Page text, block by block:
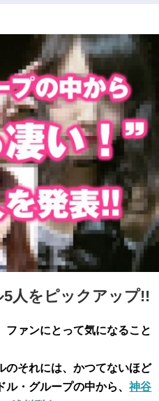
人をピックアップ!!
ファンにとって気になること
のそれには、かつてないほど
ル・グループの中から、神谷